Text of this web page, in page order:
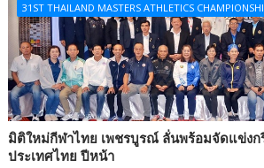
31ST THAILAND MASTERS ATHLETICS
มิติใหม่กีฬาไทย เพชรบูรณ์ ลั่นพร้อมจัดแข่งก
ประเทศไทย ปีหน้า